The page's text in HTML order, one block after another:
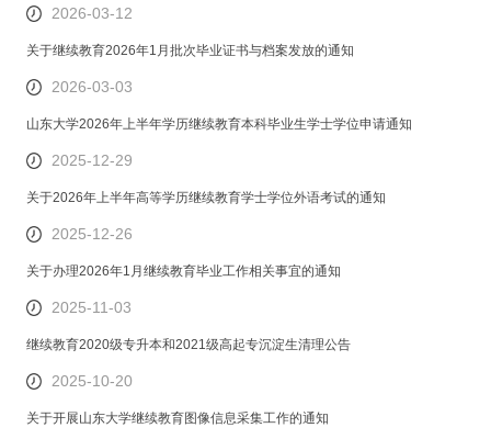
2026-03-12
关于继续教育2026年1月批次毕业证书与档案发放的通知
2026-03-03
山东大学2026年上半年学历继续教育本科毕业生学士学位申请通知
2025-12-29
关于2026年上半年高等学历继续教育学士学位外语考试的通知
2025-12-26
关于办理2026年1月继续教育毕业工作相关事宜的通知
2025-11-03
继续教育2020级专升本和2021级高起专沉淀生清理公告
2025-10-20
关于开展山东大学继续教育图像信息采集工作的通知